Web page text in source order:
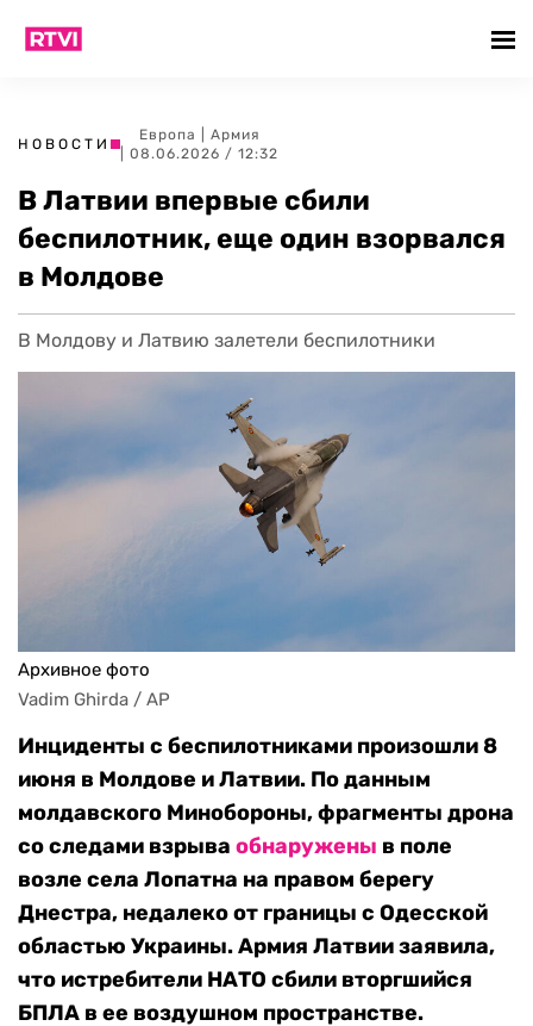
НОВОСТИ
Европа
Армия
| 08.06.2026 / 12:32
В Латвии впервые сбили
беспилотник, еще один взорвался
в Молдове
В Молдову и Латвию залетели беспилотники
Архивное фото
Vadim Ghirda / AP
Инциденты с беспилотниками произошли 8
июня в Молдове и Латвии. По данным
молдавского Минобороны, фрагменты дрона
со следами взрыва обнаружены в поле
возле села Лопатна на правом берегу
Днестра, недалеко от границы с Одесской
областью Украины. Армия Латвии заявила,
что истребители НАТО сбили вторгшийся
БПЛА в ее воздушном пространстве.